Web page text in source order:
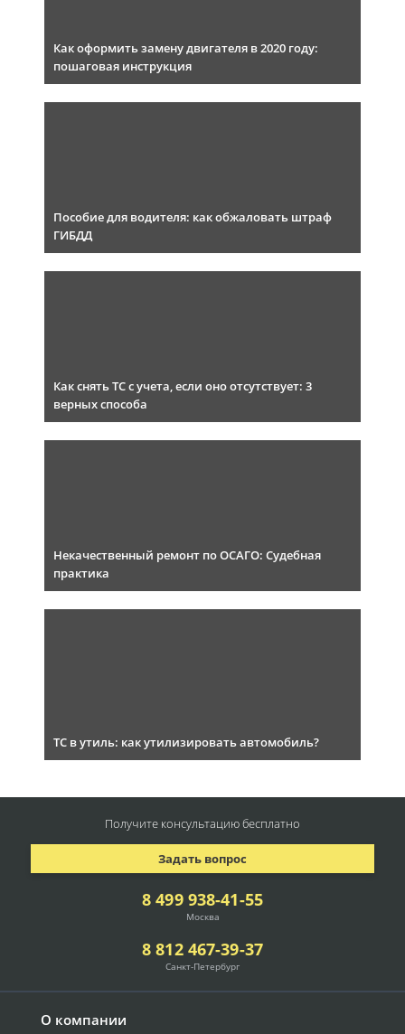
Как оформить замену двигателя в 2020 году:
пошаговая инструкция
Пособие для водителя: как обжаловать штраф
ГИБДД
Как снять ТС с учета, если оно отсутствует: 3
верных способа
Некачественный ремонт по ОСАГО: Судебная
практика
ТС в утиль: как утилизировать автомобиль?
О компании
8 499 938-41-55
Москва
8 812 467-39-37
Санкт-Петербург
Задать вопрос
Получите консультациюбесплатно